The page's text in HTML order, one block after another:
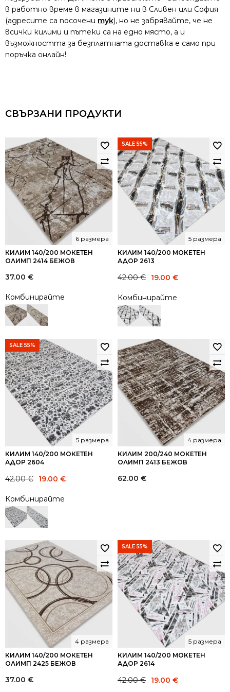
в работно време в магазините ни в Сливен или София
(адресите са посочени тук), но не забрявайте, че не
всички килими и пътеки са на едно място, а и
възможността за безплатната доставка е само при
поръчка онлайн!
СВЪРЗАНИ ПРОДУКТИ
КИЛИМ 140/200 МОКЕТЕН
ОЛИМП 2414 БЕЖОВ
6 размера
37.00 €
Комбинирайте
SALE 55%
КИЛИМ 140/200 МОКЕТЕН
АДОР 2613
5 размера
42.00€
Original
was:
42.00 €.
19.00 €
Current
is:
19.00 €.
Комбинирайте
SALE 55%
КИЛИМ 140/200 МОКЕТЕН
АДОР 2604
5 размера
42.00€
Original
was:
42.00 €.
19.00 €
Current
is:
19.00 €.
Комбинирайте
КИЛИМ 200/240 МОКЕТЕН
ОЛИМП 2413 БЕЖОВ
4 размера
62.00 €
КИЛИМ 140/200 МОКЕТЕН
ОЛИМП 2425 БЕЖОВ
4 размера
37.00 €
SALE 55%
КИЛИМ 140/200 МОКЕТЕН
АДОР 2614
5 размера
42.00€
Original19.00 €
Current